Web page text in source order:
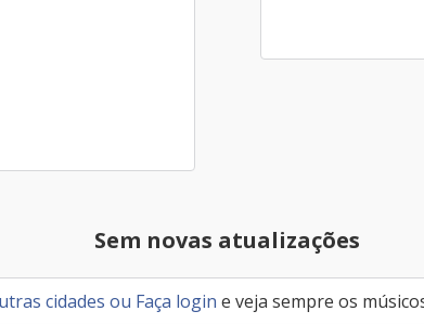
Sem novas atualizações
cidades ou Faça login e veja sempre os